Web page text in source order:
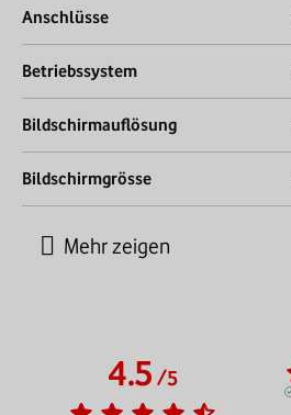
Anschlüsse
Betriebssystem
Bildschirmauflösung
Bildschirmgrösse
4.5/5